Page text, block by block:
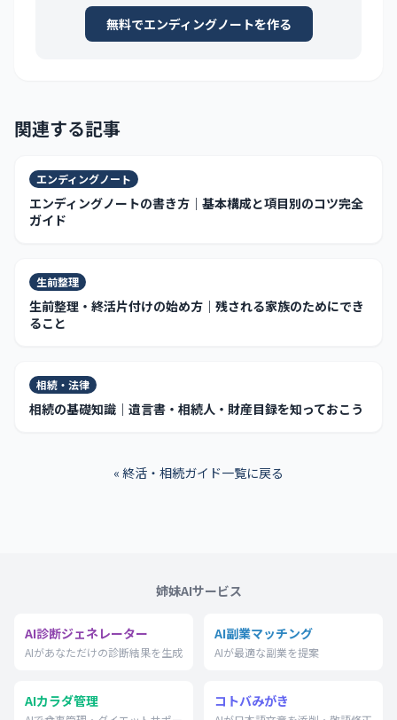
無料でエンディングノートを作る
関連する記事
エンディングノート
エンディングノートの書き方｜基本構成と項目別のコツ完全
ガイド
生前整理
生前整理・終活片付けの始め方｜残される家族のためにでき
ること
相続・法律
相続の基礎知識｜遺言書・相続人・財産目録を知っておこう
« 終活・相続ガイド一覧に戻る
姉妹AIサービス
AI診断ジェネレーター
AIがあなただけの診断結果を生成
AI副業マッチング
AIが最適な副業を提案
AIカラダ管理 コトバみがき